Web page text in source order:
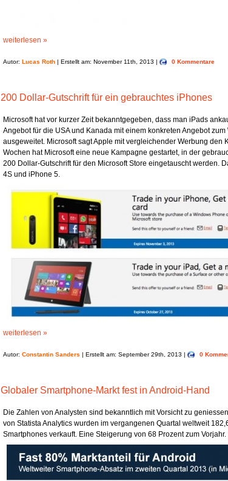
weiterlesen »
Autor: Lucas Roth | Erstellt am: November 11th, 2013 | 0 Kommentare
200 Dollar-Gutschrift für ein gebrauchtes iPhones
Microsoft hat vor kurzer Zeit bekanntgegeben, dass man iPads
Angebot für die USA und Kanada mit einem konkreten Angebot
ausgeweitet. Microsoft sagt Apple mit vergleichender Werbung den
Wochen hat Microsoft eine neue Kampagne gestartet, in der
200 Dollar-Gutschrift für den Microsoft Store eingetauscht werden.
4S und iPhone 5.
weiterlesen »
Autor: Constantin Sanders | Erstellt am: September 29th, 2013 | 0
Globaler Smartphone-Markt fest in Android-Hand
Die Zahlen von Analysten sind bekanntlich mit Vorsicht zu
von Statista Analytics wurden im vergangenen Quartal weltweit
Smartphones verkauft. Eine Steigerung von 68 Prozent zum Vorjahr.